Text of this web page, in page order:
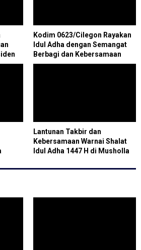
Kodim 0623/Cilegon Rayakan
Idul Adha dengan Semangat
Berbagi dan Kebersamaan
Lantunan Takbir dan
Kebersamaan Warnai Shalat
Idul Adha 1447 H di Musholla